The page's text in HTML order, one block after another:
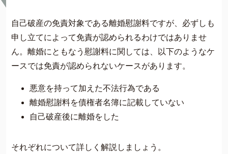
自己破産の免責対象である離婚慰謝料ですが、必ずしも
申し立てによって免責が認められるわけではありませ
ん。離婚にともなう慰謝料に関しては、以下のようなケ
ースでは免責が認められないケースがあります。
悪意を持って加えた不法行為である
離婚慰謝料を債権者名簿に記載していない
自己破産後に離婚をした
それぞれについて詳しく解説しましょう。